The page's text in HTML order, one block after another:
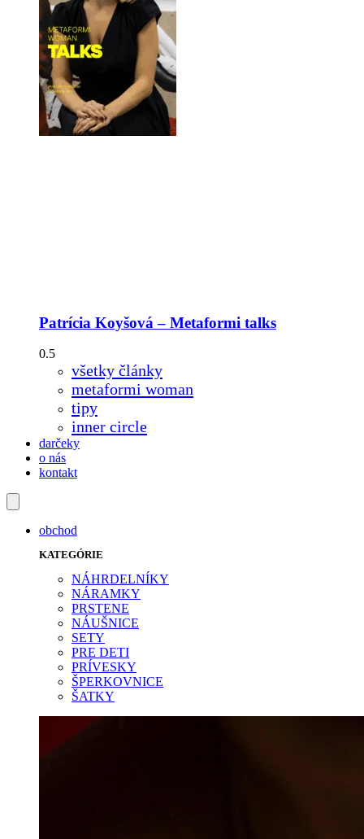
Patrícia Koyšová – Metaformi talks
všetky články
metaformi woman
tipy
inner circle
darčeky
o nás
kontakt
obchod
KATEGÓRIE
NÁHRDELNÍKY
NÁRAMKY
PRSTENE
NÁUŠNICE
SETY
PRE DETI
PRÍVESKY
ŠPERKOVNICE
ŠATKY